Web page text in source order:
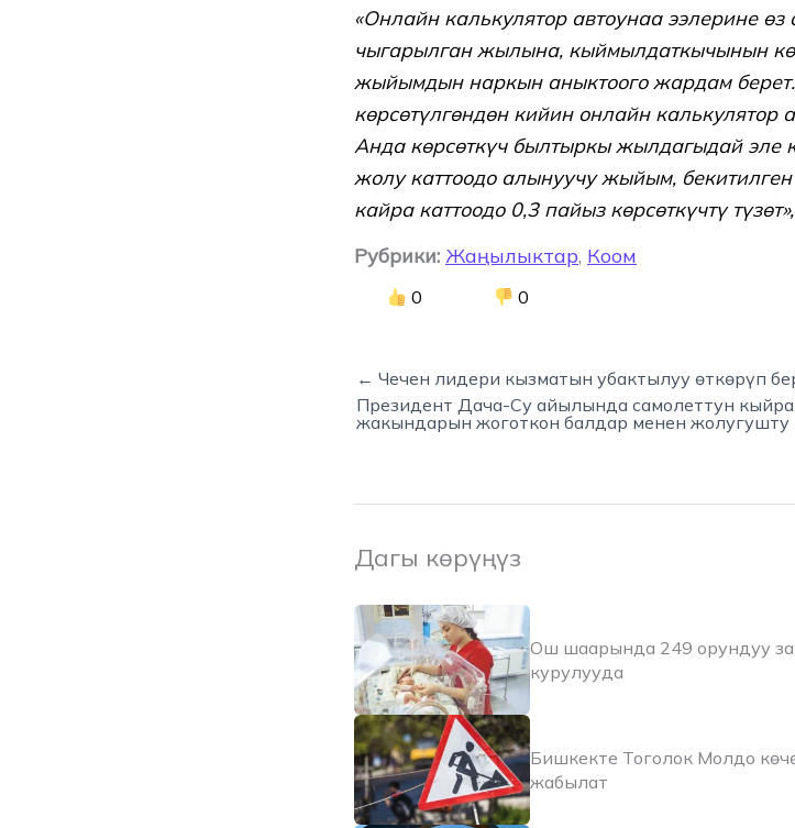
«Онлайн калькулятор автоунаа ээлерине
чыгарылган жылына, кыймылдаткычынын
жыйымдын наркын аныктоого жардам
көрсөтүлгөндөн кийин онлайн калькулятор
Анда көрсөткүч былтыркы жылдагыдай эле
жолу каттоодо алынуучу жыйым,
кайра каттоодо 0,3 пайыз көрсөткүчтү
Рубрики: Жаңылыктар, Коом
0 0
← Чечен лидери кызматын убактылуу өткөрүп
Президент Дача-Су айылында самолеттун
жакындарын жоготкон балдар менен
Дагы көрүңүз
Ош шаарында 249 орундуу
курулууда
Бишкекте Тоголок Молдо
жабылат